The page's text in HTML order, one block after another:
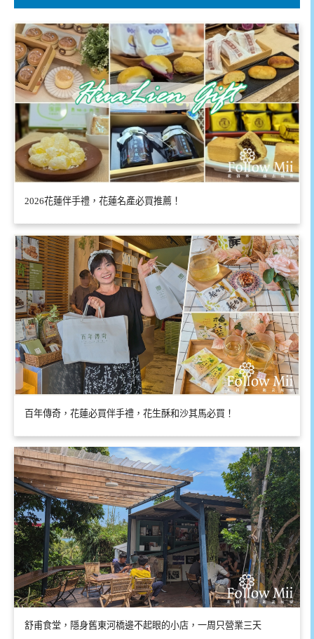
2026花蓮伴手禮，花蓮名產必買推薦！
百年傳奇，花蓮必買伴手禮，花生酥和沙其馬必買！
舒甫食堂，隱身舊東河橋邊不起眼的小店，一周只營業三天